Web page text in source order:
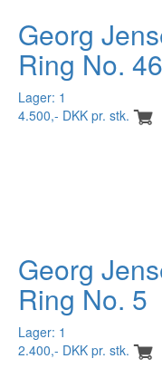
Georg
Ring No.
Lager: 1
4.500,- DKK pr. stk.
Georg
Ring No. 5
Lager: 1
2.400,- DKK pr. stk.